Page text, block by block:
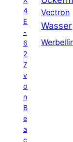
4
E
-
6
2
7
v
o
n
B
e
a
c
Vectron
Wasser